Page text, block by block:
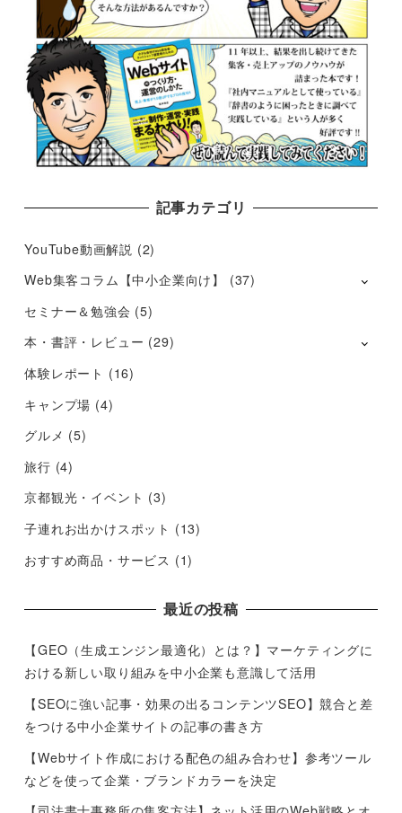
記事カテゴリ
YouTube動画解説 (2)
Web集客コラム【中小企業向け】
(37)
セミナー＆勉強会 (5)
本・書評・レビュー (29)
体験レポート (16)
キャンプ場 (4)
グルメ (5)
旅行 (4)
京都観光・イベント (3)
子連れお出かけスポット (13)
おすすめ商品・サービス (1)
最近の投稿
【GEO（生成エンジン最適化）とは？】マーケティングに
おける新しい取り組みを中小企業も意識して活用
【SEOに強い記事・効果の出るコンテンツSEO】競合と差
をつける中小企業サイトの記事の書き方
【Webサイト作成における配色の組み合わせ】参考ツール
などを使って企業・ブランドカラーを決定